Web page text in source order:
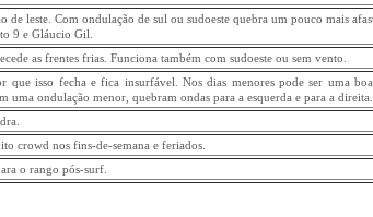
leste. Com ondulação de sul ou sudoeste quebra um pouco mais
9 e Gláucio Gil.
as frentes frias. Funciona também com sudoeste ou sem vento.
isso fecha e fica insurfável. Nos dias menores pode ser uma
uma ondulação menor, quebram ondas para a esquerda e para a direita.
crowd nos fins-de-semana e feriados.
o rango pós-surf.